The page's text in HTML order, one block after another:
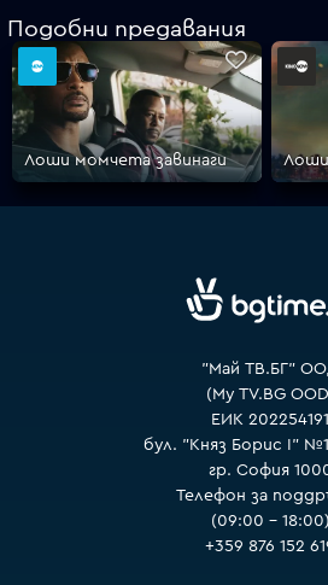
VOYO
Подобни предавания
Лоши момчета завинаги Лоши
"Май ТВ.БГ"
(My TV.BG
ЕИК 202254191
бул. "Княз Борис I"
гр. София
Телефон за
(09:00 – 18:00)
+359 876 152